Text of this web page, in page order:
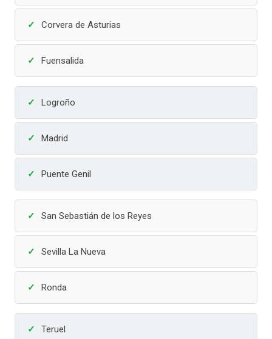
Corvera de Asturias
Fuensalida
Logroño
Madrid
Puente Genil
San Sebastián de los Reyes
Sevilla La Nueva
Ronda
Teruel